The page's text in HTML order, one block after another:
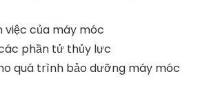
việc của máy móc
phần tử thủy lực
quá trình bảo dưỡng máy móc